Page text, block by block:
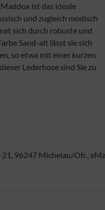
ist das ideale
und zugleich modisch
sich durch robuste und
Sand-alt lässt sie sich
so etwa mit einer kurzen
Lederhose sind Sie zu
96247 Michelau/Ofr.,